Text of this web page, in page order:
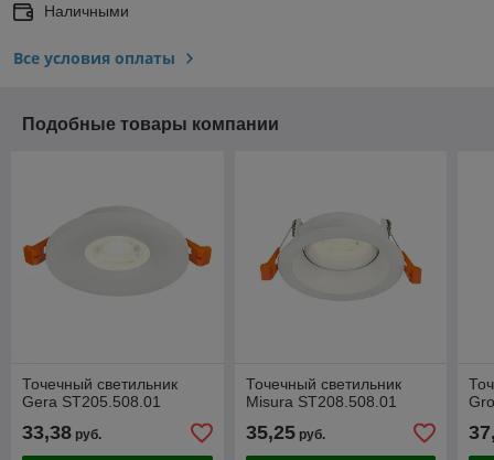
Наличными
Все условия оплаты
Подобные товары компании
Точечный светильник
Gera ST205.508.01
33,38 руб.
Точечный светильник
Misura ST208.508.01
35,25руб.